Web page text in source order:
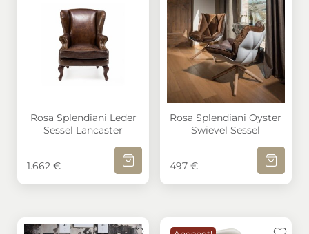
Rosa Splendiani Leder Sessel Lancaster
Rosa Splendiani Leder
Sessel Lancaster
1.662 €
IN DEN WARENKORB
Rosa Splendiani Oyster
Rosa Splendiani Oyster
Swievel Sessel
497 €
IN DEN